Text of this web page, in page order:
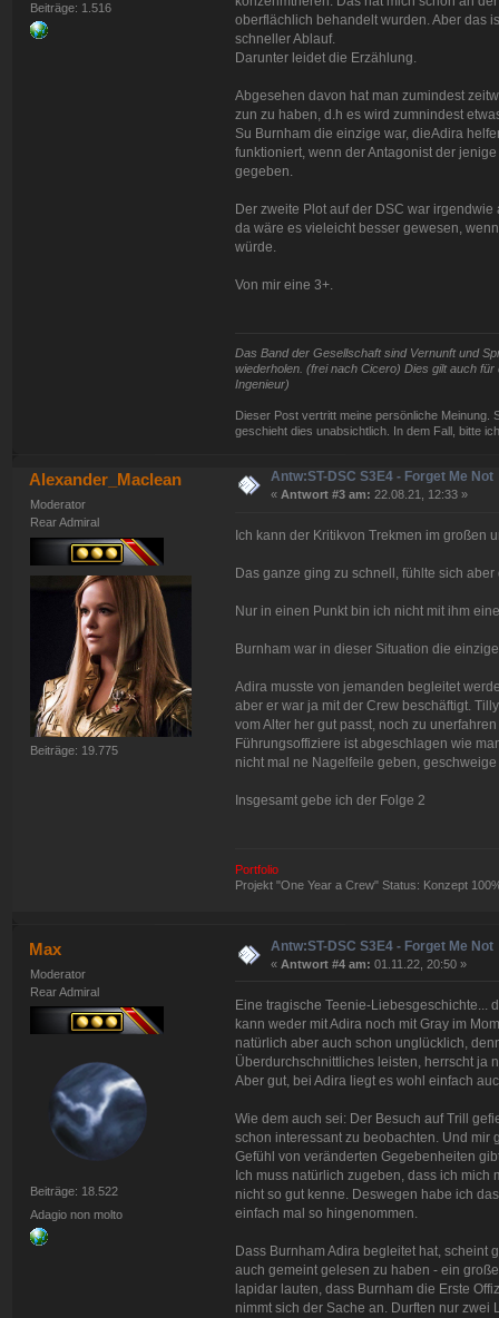
Beiträge: 1.516
oberflächlich behandelt wurden. Aber das
schneller Ablauf.
Darunter leidet die Erzählung.
Abgesehen davon hat man zumindest
zun zu haben, d.h es wird zumnindest
Su Burnham die einzige war, dieAdira
funktioniert, wenn der Antagonist der
gegeben.
Der zweite Plot auf der DSC war
da wäre es vieleicht besser gewesen,
würde.
Von mir eine 3+.
Das Band der Gesellschaft sind Vernunft und
wiederholen. (frei nach Cicero) Dies gilt auch
Ingenieur)
Dieser Post vertritt meine persönliche Meinung.
geschieht dies unabsichtlich. In dem Fall, bitte
Alexander_Maclean
Moderator
Rear Admiral
Beiträge: 19.775
Antw:ST-DSC S3E4 - Forget Me Not
« Antwort #3 am: 22.08.21, 12:33 »
Ich kann der Kritikvon Trekmen im großen
Das ganze ging zu schnell, fühlte sich
Nur in einen Punkt bin ich nicht mit ihm
Burnham war in dieser Situation die
Adira musste von jemanden begleitet
aber er war ja mit der Crew beschäftigt.
vom Alter her gut passt, noch zu
Führungsoffiziere ist abgeschlagen wie
nicht mal ne Nagelfeile geben,
Insgesamt gebe ich der Folge 2
Portfolio
Projekt "One Year a Crew" Status: Konzept
Max
Moderator
Rear Admiral
Beiträge: 18.522
Adagio non molto
Antw:ST-DSC S3E4 - Forget Me Not
« Antwort #4 am: 01.11.22, 20:50 »
Eine tragische Teenie-Liebesgeschichte...
kann weder mit Adira noch mit Gray im
natürlich aber auch schon unglücklich,
Überdurchschnittliches leisten, herrscht ja
Aber gut, bei Adira liegt es wohl einfach
Wie dem auch sei: Der Besuch auf Trill
schon interessant zu beobachten. Und
Gefühl von veränderten Gegebenheiten
Ich muss natürlich zugeben, dass ich
nicht so gut kenne. Deswegen habe ich
einfach mal so hingenommen.
Dass Burnham Adira begleitet hat, scheint
auch gemeint gelesen zu haben - ein
lapidar lauten, dass Burnham die Erste
nimmt sich der Sache an. Durften nur